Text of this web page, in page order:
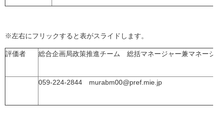
※左右にフリックすると表がスライドします。
評価者 総合企画局政策推進チーム 総括マネージャー兼マネー
059-224-2844 murabm00@pref.mie.jp